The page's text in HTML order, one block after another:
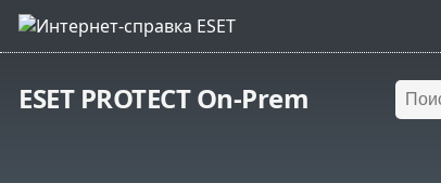
ESET PROTECT On-Prem